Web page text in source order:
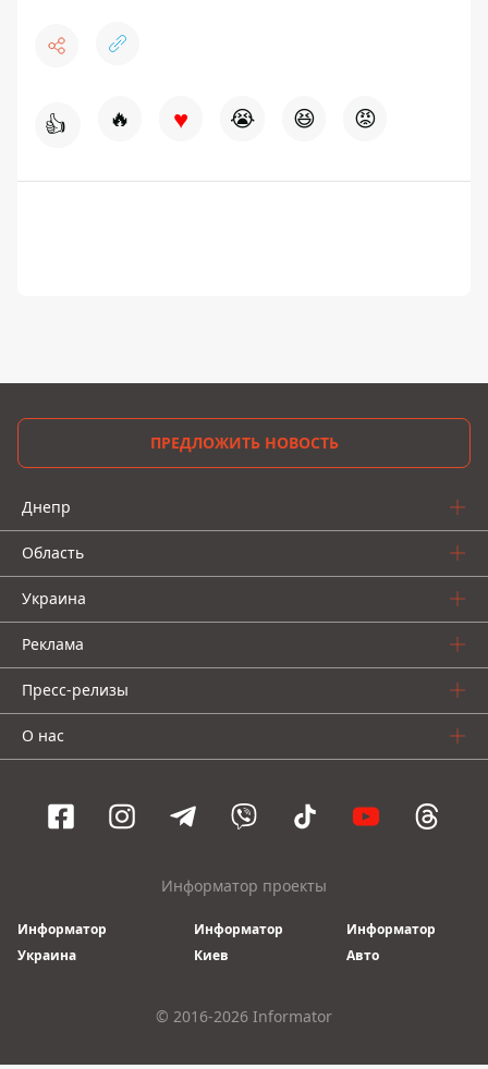
👍 🔥 ♥ 😭 😆 😡
ПРЕДЛОЖИТЬ НОВОСТЬ
Днепр
Область
Украина
Реклама
Пресс-релизы
О нас
Информатор проекты
Информатор
Украина
Информатор
Киев
Информатор
Авто
© 2016-2026 Informator